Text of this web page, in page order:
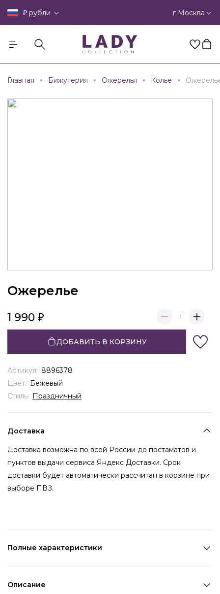
₽ рубли г Москва
Главная Бижутерия Ожерелья Колье
Ожерелье
1 990 1
ДОБАВИТЬ В КОРЗИНУ
Артикул: 8896378
Цвет: Бежевый
Стиль: Праздничный
Доставка
Доставка возможна по всей России до постаматов и
пунктов выдачи сервиса Яндекс Доставки. Срок
доставки будет автоматически рассчитан в корзине при
выборе ПВЗ.
Полные характеристики
Описание